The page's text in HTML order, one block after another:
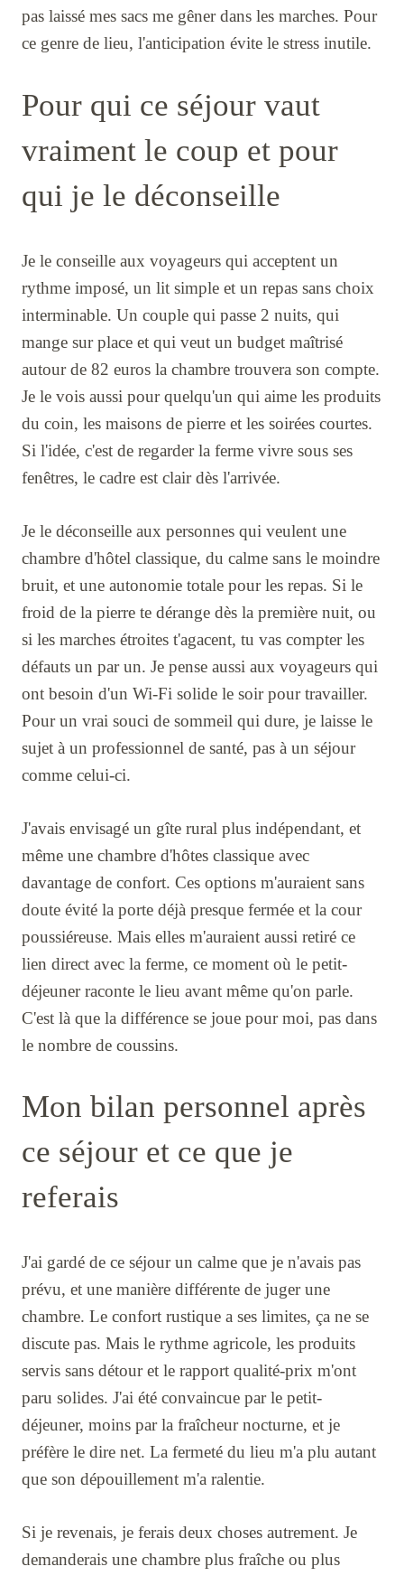
pas laissé mes sacs me gêner dans les marches. Pour
ce genre de lieu, l'anticipation évite le stress inutile.
Pour qui ce séjour vaut
vraiment le coup et pour
qui je le déconseille
Je le conseille aux voyageurs qui acceptent un
rythme imposé, un lit simple et un repas sans choix
interminable. Un couple qui passe 2 nuits, qui
mange sur place et qui veut un budget maîtrisé
autour de 82 euros la chambre trouvera son compte.
Je le vois aussi pour quelqu'un qui aime les produits
du coin, les maisons de pierre et les soirées courtes.
Si l'idée, c'est de regarder la ferme vivre sous ses
fenêtres, le cadre est clair dès l'arrivée.
Je le déconseille aux personnes qui veulent une
chambre d'hôtel classique, du calme sans le moindre
bruit, et une autonomie totale pour les repas. Si le
froid de la pierre te dérange dès la première nuit, ou
si les marches étroites t'agacent, tu vas compter les
défauts un par un. Je pense aussi aux voyageurs qui
ont besoin d'un Wi-Fi solide le soir pour travailler.
Pour un vrai souci de sommeil qui dure, je laisse le
sujet à un professionnel de santé, pas à un séjour
comme celui-ci.
J'avais envisagé un gîte rural plus indépendant, et
même une chambre d'hôtes classique avec
davantage de confort. Ces options m'auraient sans
doute évité la porte déjà presque fermée et la cour
poussiéreuse. Mais elles m'auraient aussi retiré ce
lien direct avec la ferme, ce moment où le petit-
déjeuner raconte le lieu avant même qu'on parle.
C'est là que la différence se joue pour moi, pas dans
le nombre de coussins.
Mon bilan personnel après
ce séjour et ce que je
referais
J'ai gardé de ce séjour un calme que je n'avais pas
prévu, et une manière différente de juger une
chambre. Le confort rustique a ses limites, ça ne se
discute pas. Mais le rythme agricole, les produits
servis sans détour et le rapport qualité-prix m'ont
paru solides. J'ai été convaincue par le petit-
déjeuner, moins par la fraîcheur nocturne, et je
préfère le dire net. La fermeté du lieu m'a plu autant
que son dépouillement m'a ralentie.
Si je revenais, je ferais deux choses autrement. Je
demanderais une chambre plus fraîche ou plus